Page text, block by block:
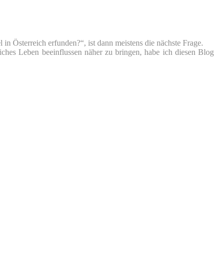
Österreich erfunden?“, ist dann meistens die nächste Frage.
Leben beeinflussen näher zu bringen, habe ich diesen Blog